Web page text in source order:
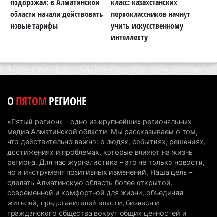
горах Алматинской области после камнепада
5 августа 2026 г. 11:23
трагедии
В Алматинской области запустят производство
пилотов
5 августа 2026 г. 08:29 174
В Alatau City Authority назначили нового
директора по коммуникациям
4 августа 2026 г. 20:22
Партия «Әділет» предложила превратить
подорожал: в Алматинской
области начали действовать
новые тарифы
класс: казахстанских
первоклассников начнут
учить искусственному
интеллекту
ОПЯТОМ РЕГИОНЕ
«Пятый регион» – одно из крупнейших региональных
медиа Алматинской области. Мы рассказываем о том,
что действительно важно: о людях, событиях, решениях,
достижениях и проблемах, которые влияют на жизнь
региона. Для нас журналистика – это не только новости,
но и инструмент позитивных изменений. Наша цель –
сделать Алматинскую область более открытой,
современной и комфортной для жизни, объединяя
жителей, представителей власти, бизнеса и
гражданского общества вокруг общих ценностей и